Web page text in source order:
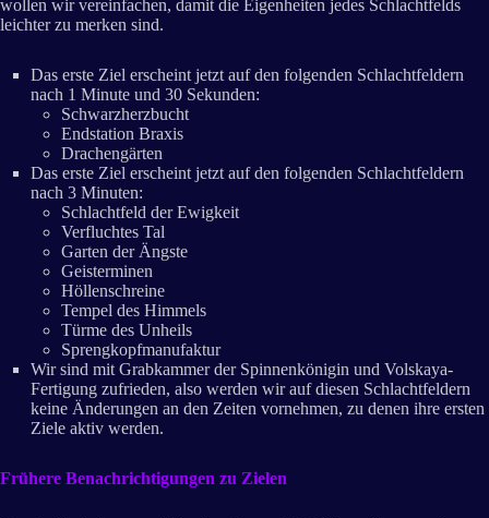
wollen wir vereinfachen, damit die Eigenheiten jedes Schlachtfelds
leichter zu merken sind.
Das erste Ziel erscheint jetzt auf den folgenden Schlachtfeldern
nach 1 Minute und 30 Sekunden:
Schwarzherzbucht
Endstation Braxis
Drachengärten
Das erste Ziel erscheint jetzt auf den folgenden Schlachtfeldern
nach 3 Minuten:
Schlachtfeld der Ewigkeit
Verfluchtes Tal
Garten der Ängste
Geisterminen
Höllenschreine
Tempel des Himmels
Türme des Unheils
Sprengkopfmanufaktur
Wir sind mit Grabkammer der Spinnenkönigin und Volskaya-
Fertigung zufrieden, also werden wir auf diesen Schlachtfeldern
keine Änderungen an den Zeiten vornehmen, zu denen ihre ersten
Ziele aktiv werden.
Frühere Benachrichtigungen zu Zielen